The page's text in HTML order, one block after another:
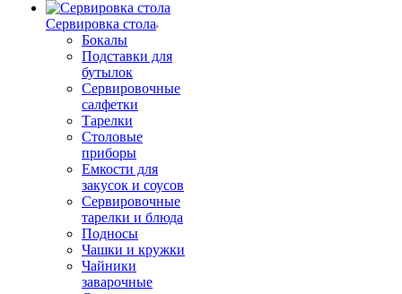
Сервировка стола
Бокалы
Подставки для
бутылок
Сервировочные
салфетки
Тарелки
Столовые
приборы
Емкости для
закусок и соусов
Сервировочные
тарелки и блюда
Подносы
Чашки и кружки
Чайники
заварочные